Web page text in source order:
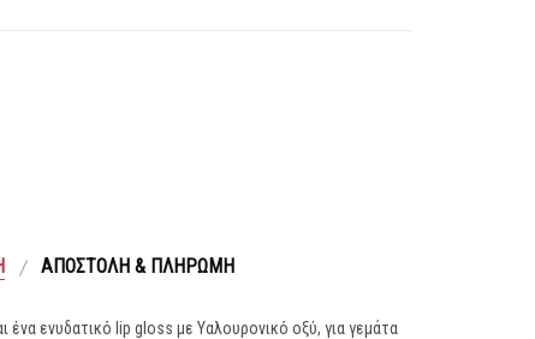
ΑΠΟΣΤΟΛΉ & ΠΛΗΡΩΜΉ
ένα ενυδατικό lip gloss με Υαλουρονικό οξύ, για γεμάτα